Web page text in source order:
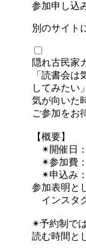
参加申し込
別のサイト
隠れ古民家
「読書会
してみたい
気が向いた
ご参加をお
【概要】
✴︎開催日
✴︎参加費：
✴︎申込み：
参加表明と
インスタ
✴︎予約制で
読む時間と